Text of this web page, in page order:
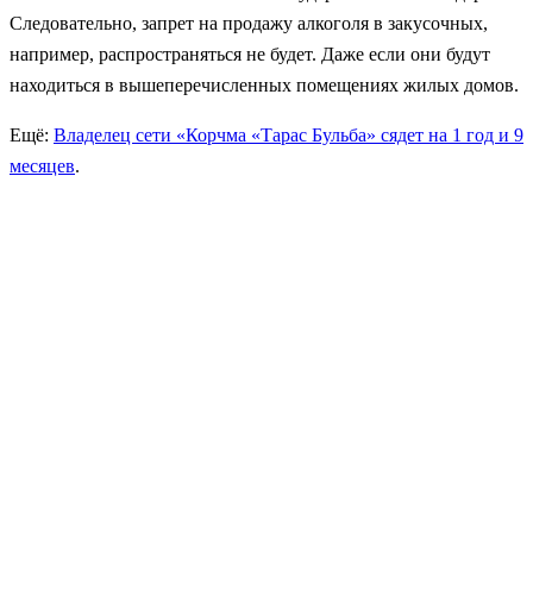
Следовательно, запрет на продажу алкоголя в закусочных,
например, распространяться не будет. Даже если они будут
находиться в вышеперечисленных помещениях жилых домов.
Ещё: Владелец сети «Корчма «Тарас Бульба» сядет на 1 год и 9
месяцев.